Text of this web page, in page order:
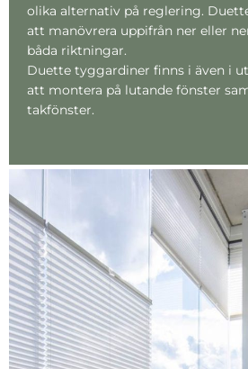
olika alternativ på reglering.
att manövrera uppifrån ner eller
båda riktningar.
Duette tyggardiner finns i även i
att montera på lutande fönster
takfönster.